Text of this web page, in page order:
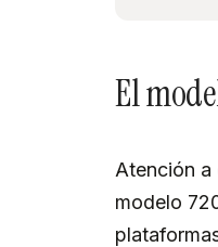
El
Atención a
modelo